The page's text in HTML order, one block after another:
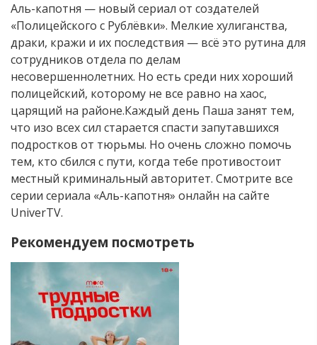
Аль-капотня — новый сериал от создателей
«Полицейского с Рублёвки». Мелкие хулиганства,
драки, кражи и их последствия — всё это рутина для
сотрудников отдела по делам
несовершеннолетних. Но есть среди них хороший
полицейский, которому не все равно на хаос,
царящий на районе.Каждый день Паша занят тем,
что изо всех сил старается спасти запутавшихся
подростков от тюрьмы. Но очень сложно помочь
тем, кто сбился с пути, когда тебе противостоит
местный криминальный авторитет. Смотрите все
серии сериала «Аль-капотня» онлайн на сайте
UniverTV.
Рекомендуем посмотреть